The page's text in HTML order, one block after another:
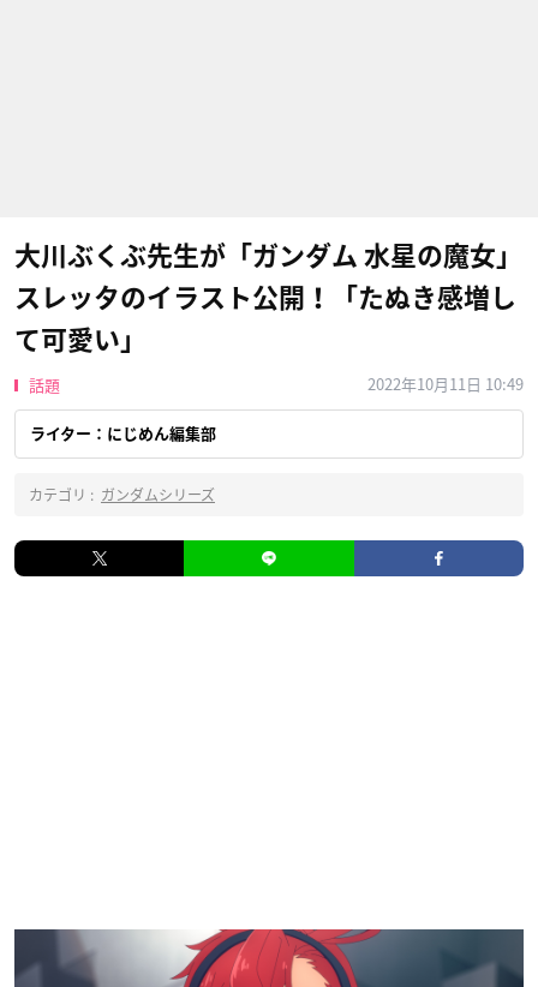
大川ぶくぶ先生が「ガンダム 水星の魔女」
スレッタのイラスト公開！「たぬき感増し
て可愛い」
話題 2022年10月11日 10:49
ライター：にじめん編集部
カテゴリ : ガンダムシリーズ